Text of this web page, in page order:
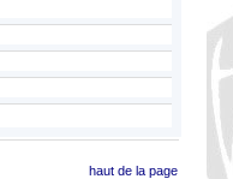
haut de la page